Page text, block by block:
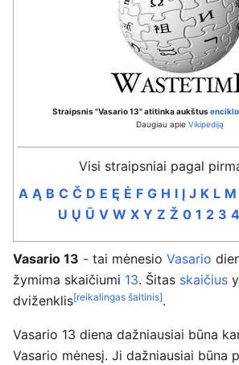
Straipsnis "Vasario 13" atitinka aukštus
Daugiau apieVikipediją
Visi straipsniai pagal
A Ą B C Č D E Ę Ė F G H I Į J K L M
U Ų Ū V W X Y Z Ž 0 1 2 3 4
Vasario 13 - tai mėnesio Vasario
žymima skaičiumi 13. Šitas skaičius
dviženklis[reikalingas šaltinis].
Vasario 13 diena dažniausiai būna
Vasario mėnesį. Ji dažniausiai būna